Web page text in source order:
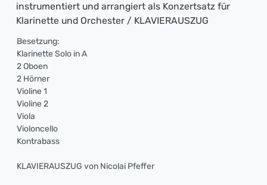
instrumentiert und arrangiert als Konzertsatz für
Klarinette und Orchester / KLAVIERAUSZUG
Besetzung:
Klarinette Solo in A
2 Oboen
2 Hörner
Violine 1
Violine 2
Viola
Violoncello
Kontrabass
KLAVIERAUSZUG von Nicolai Pfeffer